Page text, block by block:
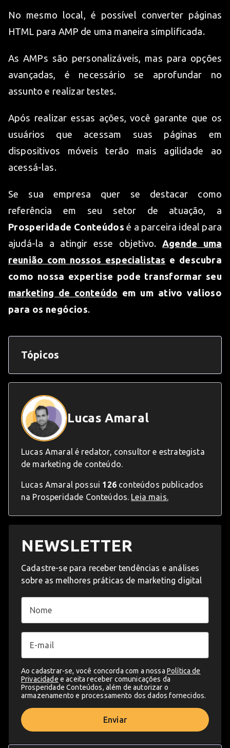
No mesmo local, é possível converter páginas
HTML para AMP de uma maneira simplificada.
As AMPs são personalizáveis, mas para opções
avançadas, é necessário se aprofundar no
assunto e realizar testes.
Após realizar essas ações, você garante que os
usuários que acessam suas páginas em
dispositivos móveis terão mais agilidade ao
acessá-las.
Se sua empresa quer se destacar como
referência em seu setor de atuação, a
Prosperidade Conteúdos é a parceira ideal para
ajudá-la a atingir esse objetivo. Agende uma
reunião com nossos especialistas e descubra
como nossa expertise pode transformar seu
marketing de conteúdo em um ativo valioso
para os negócios.
Tópicos
Lucas Amaral
Lucas Amaral é redator, consultor e estrategista
de marketing de conteúdo.
Lucas Amaral possui 126 conteúdos publicados
na Prosperidade Conteúdos. Leia mais.
NEWSLETTER
Cadastre-se para receber tendências e análises
sobre as melhores práticas de marketing digital
Ao cadastrar-se, você concorda com a nossa Política de
Privacidade e aceita receber comunicações da
Prosperidade Conteúdos, além de autorizar o
armazenamento e processamento dos dados fornecidos.
Enviar